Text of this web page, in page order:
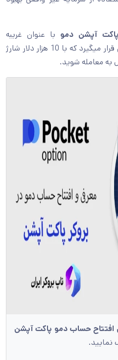
آپشن دمو با عنوان غریبه
«Stranger» در دسترس کاربران قرار میگیرد که با 10 هزار دلار شارژ
به معامله شوید.
حساب دمو پاکت آپشن
نمایید.